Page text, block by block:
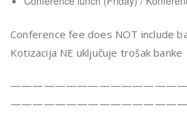
Conference fee does NOT include
Kotizacija NE uključuje trošak banke